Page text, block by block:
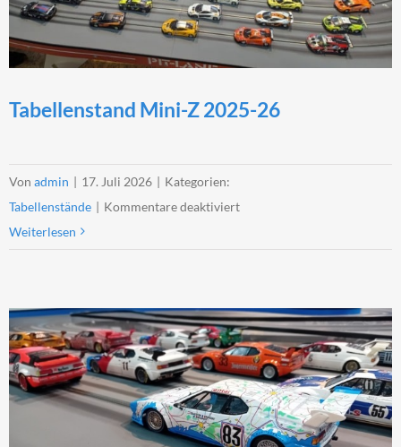
Tabellenstand Mini-Z 2025-26
Von admin | 17. Juli 2026 | Kategorien:
Tabellenstände | Kommentare deaktiviertfür
2025-
26
Weiterlesen